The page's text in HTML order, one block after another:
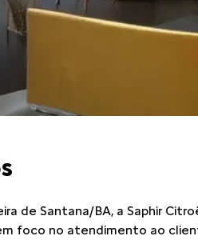
de Santana/BA, a Saphir
foco no atendimento ao